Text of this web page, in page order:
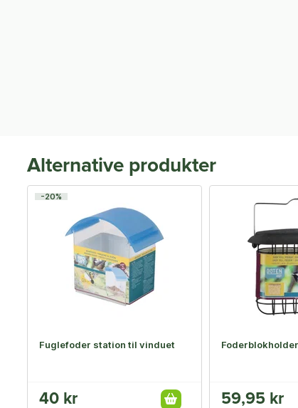
Alternative produkter
-20%
Fuglefoder station til vinduet
40 kr
Foderblokholder
59,95 kr